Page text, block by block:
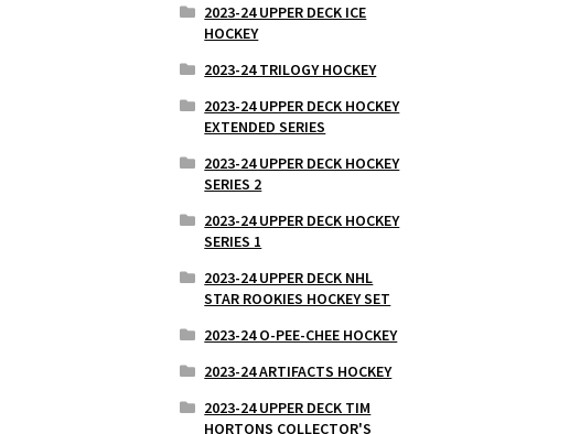
2023-24 UPPER DECK ICE
HOCKEY
2023-24 TRILOGY HOCKEY
2023-24 UPPER DECK HOCKEY
EXTENDED SERIES
2023-24 UPPER DECK HOCKEY
SERIES 2
2023-24 UPPER DECK HOCKEY
SERIES 1
2023-24 UPPER DECK NHL
STAR ROOKIES HOCKEY SET
2023-24 O-PEE-CHEE HOCKEY
2023-24 ARTIFACTS HOCKEY
2023-24 UPPER DECK TIM
HORTONS COLLECTOR'S